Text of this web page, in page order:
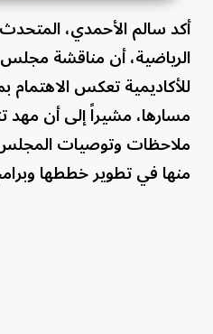
أكد سالم الأحمدي،
الرياضية، أن مناقشة
للأكاديمية تعكس الاهتمام
مسارها، مشيراً إلى أن مهد
ملاحظات وتوصيات
منها في تطوير خططها